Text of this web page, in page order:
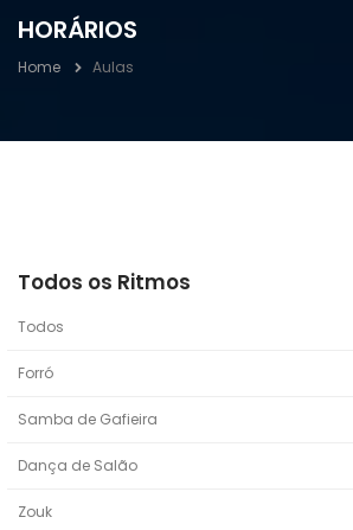
HORÁRIOS
Home Aulas
Todos os Ritmos
Todos
Forró
Samba de Gafieira
Dança de Salão
Zouk